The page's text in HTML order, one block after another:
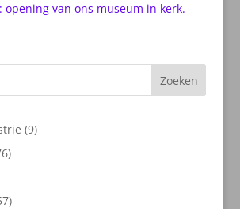
opening van ons museum in kerk.
Zoeken
99
76
57